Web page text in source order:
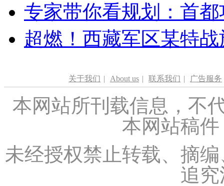
专家带你看规划：首
超燃！西藏军区某特
关于我们 | About us | 联系我们 | 广告服务
本网站所刊载信息，不
本网站稿
未经授权禁止转载、摘
追